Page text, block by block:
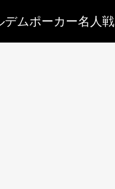
デムポーカー名人戦